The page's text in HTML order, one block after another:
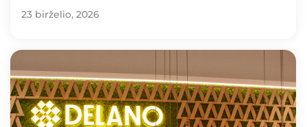
23 birželio, 2026